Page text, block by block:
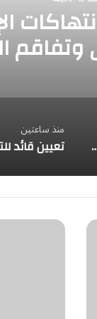
دول:
على الباحة حتى الثامنة مساءً
منذ ساعتين
فانس: